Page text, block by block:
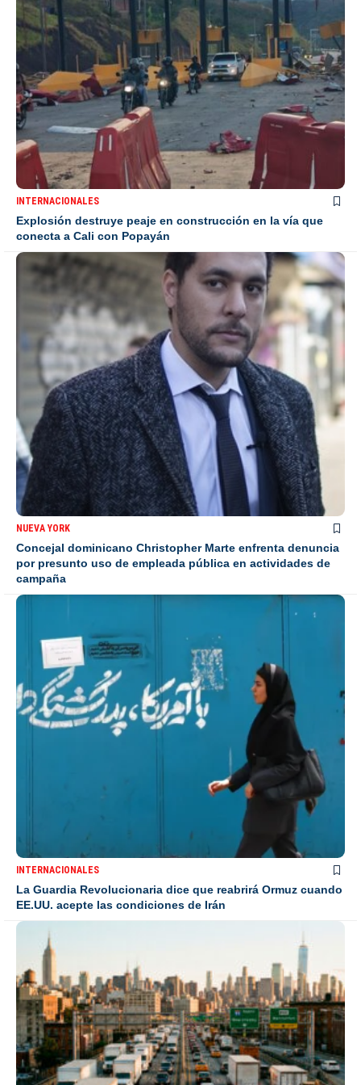
INTERNACIONALES
Explosión destruye peaje en construcción en la vía que
conecta a Cali con Popayán
NUEVA YORK
Concejal dominicano Christopher Marte enfrenta denuncia
por presunto uso de empleada pública en actividades de
campaña
INTERNACIONALES
La Guardia Revolucionaria dice que reabrirá Ormuz cuando
EE.UU. acepte las condiciones de Irán